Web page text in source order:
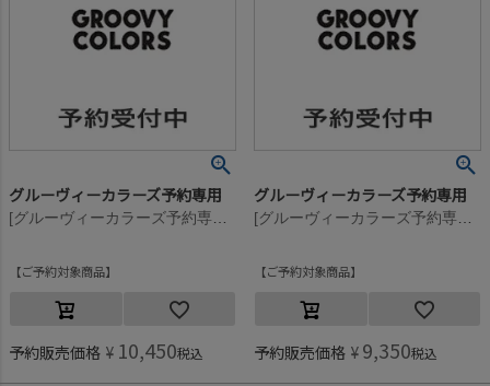
グルーヴィーカラーズ予約専用
ご予約対象商品
予約販売価格 ¥ 10,450税込
グルーヴィーカラーズ予約専用
ご予約対象商品
予約販売価格 ¥ 9,350税込